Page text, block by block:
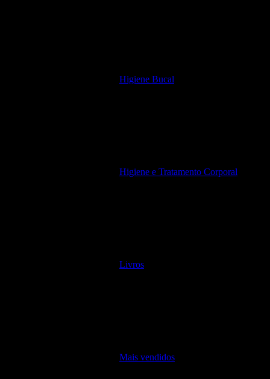
Higiene Bucal
Higiene e Tratamento Corporal
Livros
Mais vendidos